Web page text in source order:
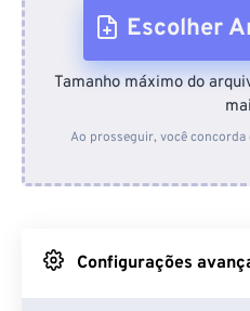
Escolher
Do
Do
Tamanho máximo do
Ao prosseguir, você concorda
Configurações